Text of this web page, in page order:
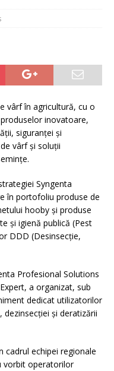
vârf în agricultură, cu o
inovatoare,
siguranței și
vârf și soluții
Syngenta
în portofoliu produse de
hooby și produse
și igienă publică (Pest
DDD (Desinsecție,
Profesional Solutions
a organizat, sub
dedicat utilizatorilor
și deratizării
cadrul echipei regionale
vorbit operatorilor